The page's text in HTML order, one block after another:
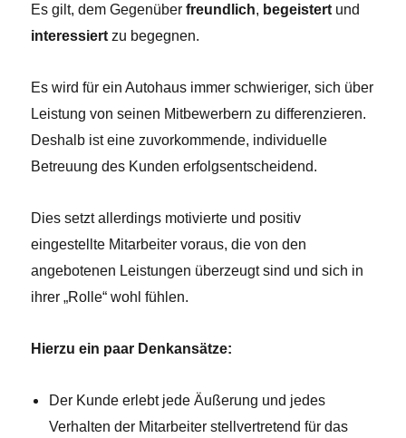
Es gilt, dem Gegenüberfreundlich, begeistert und
interessiert zu begegnen.
Es wird für ein Autohaus immer schwieriger, sich über
Leistung von seinen Mitbewerbern zu differenzieren.
Deshalb ist eine zuvorkommende, individuelle
Betreuung des Kunden erfolgsentscheidend.
Dies setzt allerdings motivierte und positiv
eingestellte Mitarbeiter voraus, die von den
angebotenen Leistungen überzeugt sind und sich in
ihrer „Rolle“ wohl fühlen.
Hierzu ein paar Denkansätze:
Der Kunde erlebt jede Äußerung und jedes
Verhalten der Mitarbeiter stellvertretend für das